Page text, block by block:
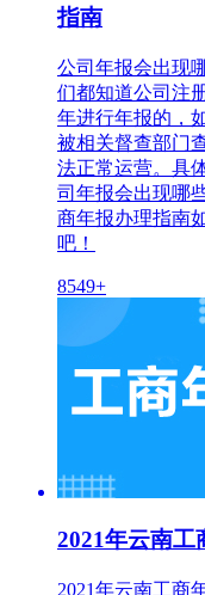
指南
公司年报会出现
们都知道公司注
年进行年报的，
被相关督查部门
法正常运营。具
司年报会出现哪
商年报办理指南
吧！
8549+
2021年云南工
2021年云南工商